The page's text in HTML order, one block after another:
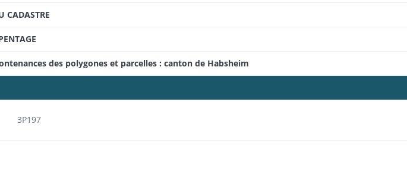
CADASTRE
des polygones et parcelles : canton de Habsheim
3P197